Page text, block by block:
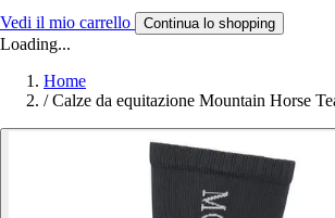
Vedi il mio carrello Continua lo shopping
Loading...
Home
/ Calze da equitazione Mountain Horse